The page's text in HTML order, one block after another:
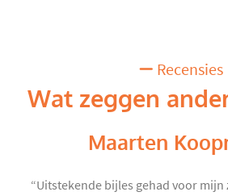
Recensies
Wat zeggen
Maarten
“Uitstekende bijles gehad voor mijn